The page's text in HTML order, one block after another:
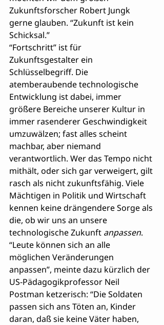
Zukunftsforscher Robert Jungk
gerne glauben. “Zukunft ist kein
Schicksal.”
“Fortschritt” ist für
Zukunftsgestalter ein
Schlüsselbegriff. Die
atemberaubende technologische
Entwicklung ist dabei, immer
größere Bereiche unserer Kultur in
immer rasenderer Geschwindigkeit
umzuwälzen; fast alles scheint
machbar, aber niemand
verantwortlich. Wer das Tempo nicht
mithält, oder sich gar verweigert, gilt
rasch als nicht zukunftsfähig. Viele
Mächtigen in Politik und Wirtschaft
kennen keine drängendere Sorge als
die, ob wir uns an unsere
technologische Zukunft anpassen.
“Leute können sich an alle
möglichen Veränderungen
anpassen”, meinte dazu kürzlich der
US-Pädagogikprofessor Neil
Postman ketzerisch: “Die Soldaten
passen sich ans Töten an, Kinder
daran, daß sie keine Väter haben,